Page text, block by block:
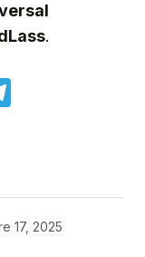
Lass.
17, 2025